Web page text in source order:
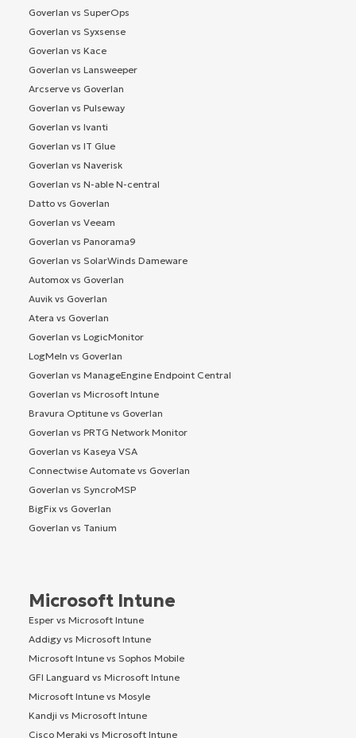
Goverlan vs SuperOps
Goverlan vs Syxsense
Goverlan vs Kace
Goverlan vs Lansweeper
Arcserve vs Goverlan
Goverlan vs Pulseway
Goverlan vs Ivanti
Goverlan vs IT Glue
Goverlan vs Naverisk
Goverlan vs N-able N-central
Datto vs Goverlan
Goverlan vs Veeam
Goverlan vs Panorama9
Goverlan vs SolarWinds Dameware
Automox vs Goverlan
Auvik vs Goverlan
Atera vs Goverlan
Goverlan vs LogicMonitor
LogMeIn vs Goverlan
Goverlan vs ManageEngine Endpoint Central
Goverlan vs Microsoft Intune
Bravura Optitune vs Goverlan
Goverlan vs PRTG Network Monitor
Goverlan vs Kaseya VSA
Connectwise Automate vs Goverlan
Goverlan vs SyncroMSP
BigFix vs Goverlan
Goverlan vs Tanium
Microsoft Intune
Esper vs Microsoft Intune
Addigy vs Microsoft Intune
Microsoft Intune vs Sophos Mobile
GFI Languard vs Microsoft Intune
Microsoft Intune vs Mosyle
Kandji vs Microsoft Intune
Cisco Meraki vs Microsoft Intune